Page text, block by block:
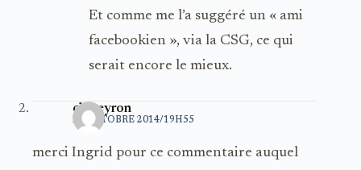
Et comme me l’a suggéré un « ami
facebookien », via la CSG, ce qui
serait encore le mieux.
chareyron
21 OCTOBRE 2014/19H55
merci Ingrid pour ce commentaire auquel